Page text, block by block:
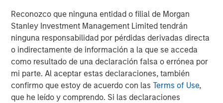
Reconozco que ninguna entidad o filial de Morgan
Stanley Investment Management Limited tendrán
ninguna responsabilidad por pérdidas derivadas directa
o indirectamente de información a la que se acceda
como resultado de una declaración falsa o errónea por
mi parte. Al aceptar estas declaraciones, también
confirmo que estoy de acuerdo con lasTerms of Use,
que he leído y comprendo. Si las declaraciones
Strategy Model: A Factor-Based
Approach to Managing Interest Rates
Anton Heese and Matas Vala explore the
Quantitative Duration Strategy Model, one of the
proprietary tools the team uses to enhance their
investment process, as it helps provide structure
and rigour with identifying and processing
relevant and important data.